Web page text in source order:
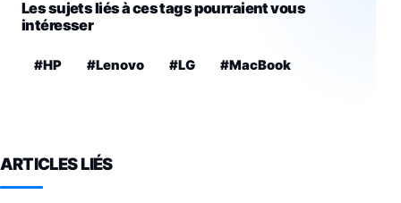
Les sujets liés à ces tags pourraient vous
intéresser
#HP #Lenovo #LG #MacBook
ARTICLES LIÉS